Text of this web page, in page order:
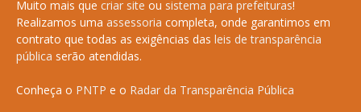
Muito mais que criar site ou sistema para prefeituras!
Realizamos uma assessoria completa, onde garantimos em
contrato que todas as exigências das leis de transparência
pública serão atendidas.
Conheça o PNTP e o Radar da Transparência Pública